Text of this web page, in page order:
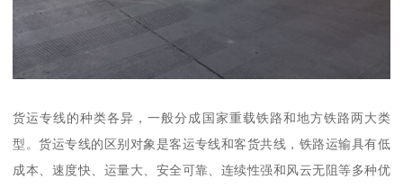
货运专线的种类各异，一般分成国家重载铁路和地方铁路两大类
型。货运专线的区别对象是客运专线和客货共线，铁路运输具有低
成本、速度快、运量大、安全可靠、连续性强和风云无阻等多种优